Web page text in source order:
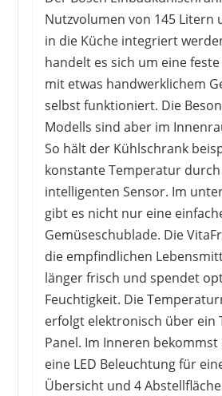
NEFF
567,00 € 549,00 €*
1 2 3 4 5 6 7
10
>
Nutzvolumen von 145 Litern
in die Küche integriert
handelt es sich um eine
mit etwas handwerklichem
selbst funktioniert. Die
Modells sind aber im
So hält der Kühlschrank
konstante Temperatur
intelligenten Sensor. Im
gibt es nicht nur eine
Gemüseschublade. Die
die empfindlichen
länger frisch und spendet
Feuchtigkeit. Die
erfolgt elektronisch über ein
Panel. Im Inneren
eine LED Beleuchtung für
Übersicht und 4